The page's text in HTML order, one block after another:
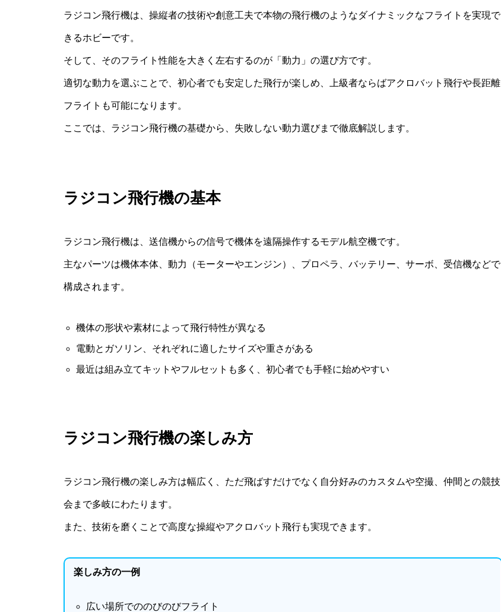
ラジコン飛行機は、操縦者の技術や創意工夫で本物の飛行機のようなダイナミックなフライトを実現で
きるホビーです。
そして、そのフライト性能を大きく左右するのが「動力」の選び方です。
適切な動力を選ぶことで、初心者でも安定した飛行が楽しめ、上級者ならばアクロバット飛行や長距離
フライトも可能になります。
ここでは、ラジコン飛行機の基礎から、失敗しない動力選びまで徹底解説します。
ラジコン飛行機の基本
ラジコン飛行機は、送信機からの信号で機体を遠隔操作するモデル航空機です。
主なパーツは機体本体、動力（モーターやエンジン）、プロペラ、バッテリー、サーボ、受信機などで
構成されます。
機体の形状や素材によって飛行特性が異なる
電動とガソリン、それぞれに適したサイズや重さがある
最近は組み立てキットやフルセットも多く、初心者でも手軽に始めやすい
ラジコン飛行機の楽しみ方
ラジコン飛行機の楽しみ方は幅広く、ただ飛ばすだけでなく自分好みのカスタムや空撮、仲間との競技
会まで多岐にわたります。
また、技術を磨くことで高度な操縦やアクロバット飛行も実現できます。
楽しみ方の一例
広い場所でののびのびフライト